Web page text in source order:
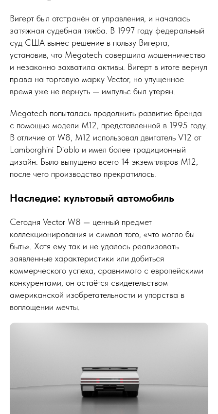
Вигерт был отстранён от управления, и началась
затяжная судебная тяжба. В 1997 году федеральный
суд США вынес решение в пользу Вигерта,
установив, что Megatech совершила мошенничество
и незаконно захватила активы. Вигерт в итоге вернул
права на торговую марку Vector, но упущенное
время уже не вернуть — импульс был утерян.
Megatech попыталась продолжить развитие бренда
с помощью модели M12, представленной в 1995 году.
В отличие от W8, M12 использовал двигатель V12 от
Lamborghini Diablo и имел более традиционный
дизайн. Было выпущено всего 14 экземпляров M12,
после чего производство прекратилось.
Наследие: культовый автомобиль
Сегодня Vector W8 — ценный предмет
коллекционирования и символ того, «что могло бы
быть». Хотя ему так и не удалось реализовать
заявленные характеристики или добиться
коммерческого успеха, сравнимого с европейскими
конкурентами, он остаётся свидетельством
американской изобретательности и упорства в
воплощении мечты.